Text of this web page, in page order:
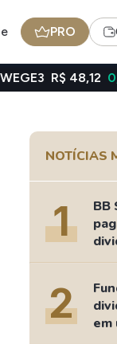
PRO
- BNB
0,23%
NOTÍCIAS
1
BB
2
em